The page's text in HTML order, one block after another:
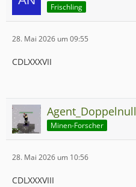
Frischling
28. Mai 2026 um 09:55
CDLXXXVII
Agent_Doppelnull
Minen-Forscher
28. Mai 2026 um 10:56
CDLXXXVIII